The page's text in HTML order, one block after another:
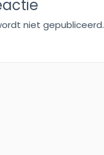
niet gepubliceerd.